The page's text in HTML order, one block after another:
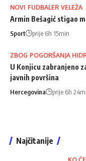
NOVI FUDBALER VELEŽA
Armin Bešagić stigao
Sport prije 6h 15min
ZBOG POGORŠANJA
U Konjicu zabranjeno
javnih površina
Hercegovina prije 6h
Najčitanije